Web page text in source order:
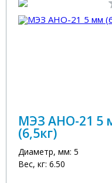
МЭЗ АНО-21 5
(6,5кг)
Диаметр, мм: 5
Вес, кг: 6.50